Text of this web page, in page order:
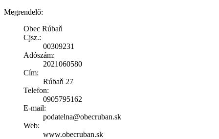
Megrendelő:
Obec Rúbaň
Cjsz.:
00309231
Adószám:
2021060580
Cím:
Rúbaň 27
Telefon:
0905795162
E-mail:
podatelna@obecruban.sk
Web:
www.obecruban.sk